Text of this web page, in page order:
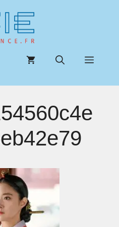
Menu